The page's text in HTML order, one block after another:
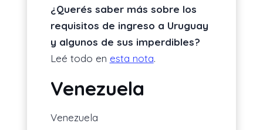
¿Querés saber más sobre los
requisitos de ingreso a Uruguay
y algunos de sus imperdibles?
Leé todo en esta nota.
Venezuela
Venezuela